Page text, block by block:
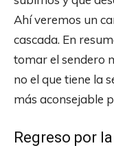
Ahí veremos un
cascada. En
tomar el sendero
no el que tiene la
más aconsejable
Regreso por